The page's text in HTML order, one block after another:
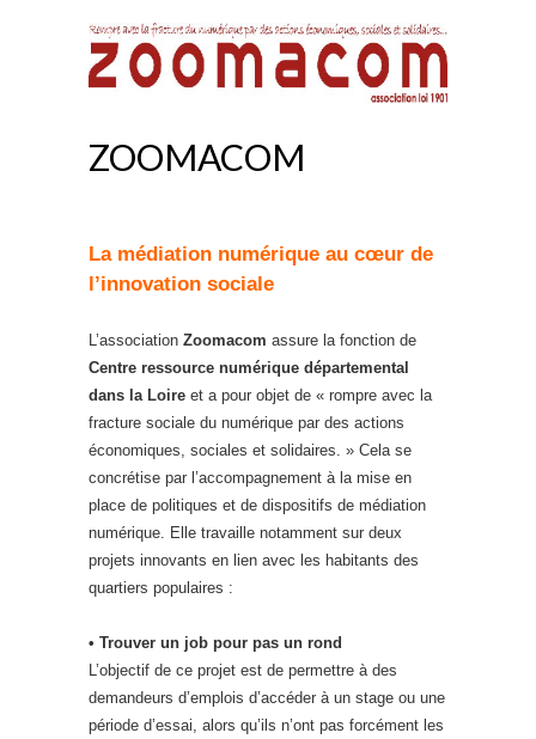
ZOOMACOM
La médiation numérique au cœur de
l’innovation sociale
L’association Zoomacom assure la fonction de
Centre ressource numérique départemental
dans la Loire et a pour objet de « rompre avec la
fracture sociale du numérique par des actions
économiques, sociales et solidaires. » Cela se
concrétise par l’accompagnement à la mise en
place de politiques et de dispositifs de médiation
numérique. Elle travaille notamment sur deux
projets innovants en lien avec les habitants des
quartiers populaires :
• Trouver un job pour pas un rond
L’objectif de ce projet est de permettre à des
demandeurs d’emplois d’accéder à un stage ou une
période d’essai, alors qu’ils n’ont pas forcément les